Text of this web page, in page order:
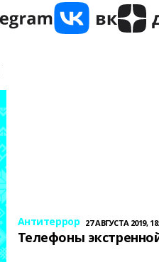
Антитеррор 27 АВГУСТА 2019,
Телефоны